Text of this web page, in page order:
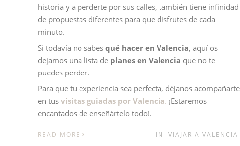
historia y a perderte por sus calles, también tiene infinidad
de propuestas diferentes para que disfrutes de cada
minuto.
Si todavía no sabesqué hacer en Valencia, aquí os
dejamos una lista de planes en Valencia que no te
puedes perder.
Para que tu experiencia sea perfecta, déjanos acompañarte
en tusvisitas guiadas por Valencia. ¡Estaremos
encantados de enseñártelo todo!.
READ MORE › IN VIAJAR A VALENCIA